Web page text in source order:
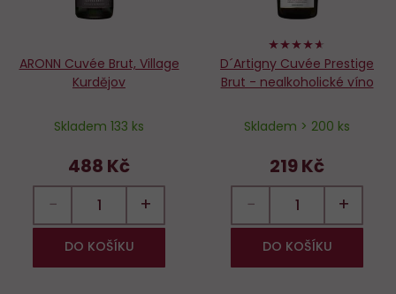
ARONN Cuvée Brut, Village
Kurdějov
Skladem 133 ks
488 Kč
− +
DO KOŠÍKU
92%
D´Artigny Cuvée Prestige
Brut - nealkoholické víno
Skladem > 200 ks
219 Kč
− +
DO KOŠÍKU